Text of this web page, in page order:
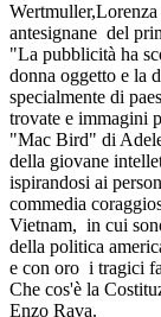
antesignane del
"La pubblicità ha
donna oggetto e la
specialmente di
trovate e immagini
"Mac Bird" di
della giovane
ispirandosi ai
commedia
Vietnam, in cui
della politica
e con oro i tragici
Che cos'è la
Enzo Rava.